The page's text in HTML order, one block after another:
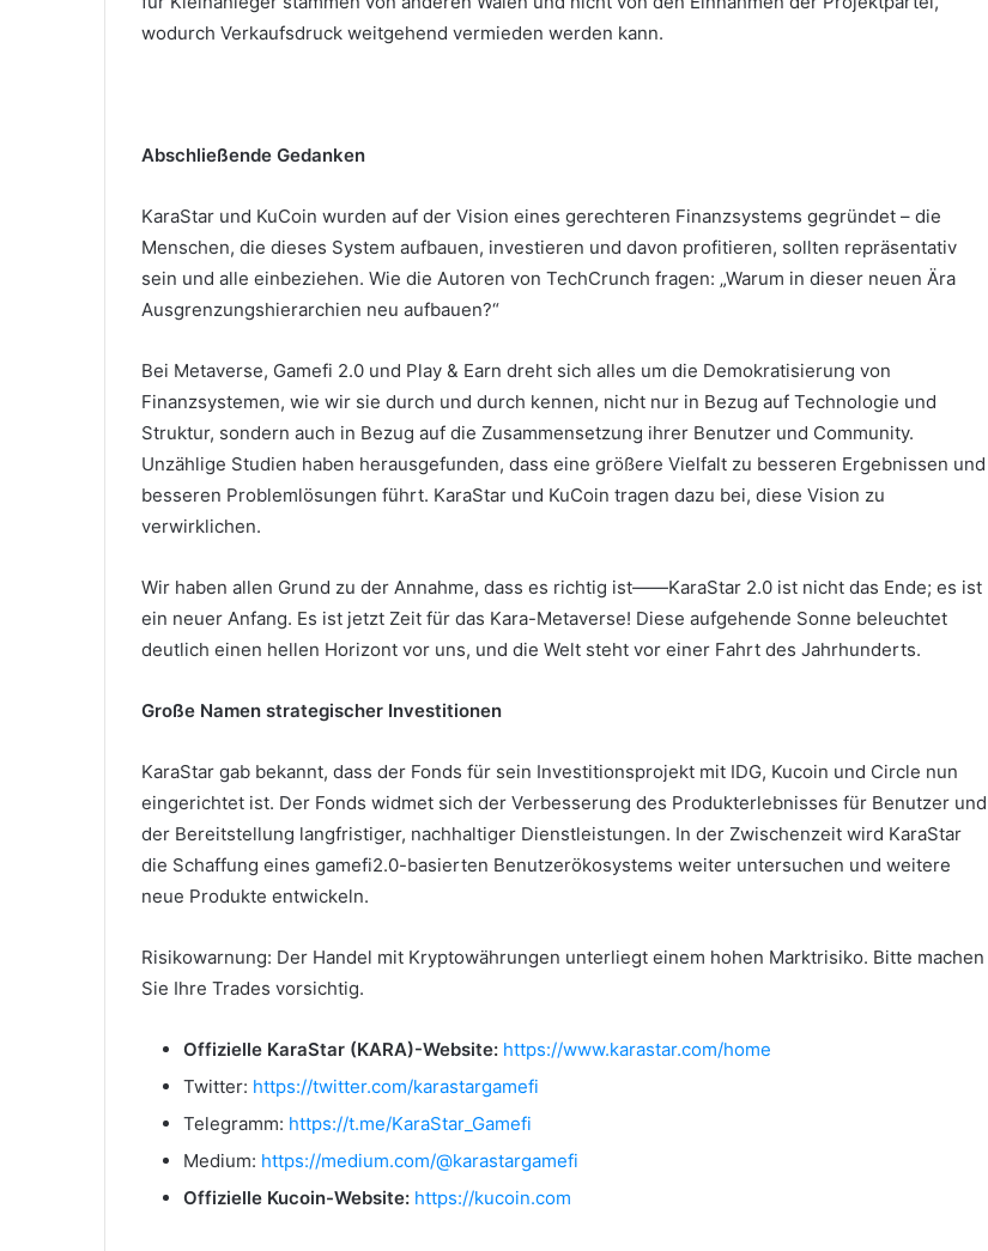
wodurch Verkaufsdruck weitgehend vermieden werden kann.
Abschließende Gedanken
KaraStar und KuCoin wurden auf der Vision eines gerechteren Finanzsystems gegründet – die
Menschen, die dieses System aufbauen, investieren und davon profitieren, sollten repräsentativ
sein und alle einbeziehen. Wie die Autoren von TechCrunch fragen: „Warum in dieser neuen Ära
Ausgrenzungshierarchien neu aufbauen?“
Bei Metaverse, Gamefi 2.0 und Play & Earn dreht sich alles um die Demokratisierung von
Finanzsystemen, wie wir sie durch und durch kennen, nicht nur in Bezug auf Technologie und
Struktur, sondern auch in Bezug auf die Zusammensetzung ihrer Benutzer und Community.
Unzählige Studien haben herausgefunden, dass eine größere Vielfalt zu besseren Ergebnissen und
besseren Problemlösungen führt. KaraStar und KuCoin tragen dazu bei, diese Vision zu
verwirklichen.
Wir haben allen Grund zu der Annahme, dass es richtig ist——KaraStar 2.0 ist nicht das Ende; es ist
ein neuer Anfang. Es ist jetzt Zeit für das Kara-Metaverse! Diese aufgehende Sonne beleuchtet
deutlich einen hellen Horizont vor uns, und die Welt steht vor einer Fahrt des Jahrhunderts.
Große Namen strategischer Investitionen
KaraStar gab bekannt, dass der Fonds für sein Investitionsprojekt mit IDG, Kucoin und Circle nun
eingerichtet ist. Der Fonds widmet sich der Verbesserung des Produkterlebnisses für Benutzer und
der Bereitstellung langfristiger, nachhaltiger Dienstleistungen. In der Zwischenzeit wird KaraStar
die Schaffung eines gamefi2.0-basierten Benutzerökosystems weiter untersuchen und weitere
neue Produkte entwickeln.
Risikowarnung: Der Handel mit Kryptowährungen unterliegt einem hohen Marktrisiko. Bitte machen
Sie Ihre Trades vorsichtig.
Offizielle KaraStar (KARA)-Website: https://www.karastar.com/home
Twitter: https://twitter.com/karastargamefi
Telegramm: https://t.me/KaraStar_Gamefi
Medium: https://medium.com/@karastargamefi
Offizielle Kucoin-Website: https://kucoin.com